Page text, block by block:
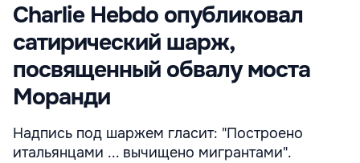
Charlie Hebdo опубликовал
сатирический шарж,
посвященный обвалу моста
Моранди
Надпись под шаржем гласит: "Построено
итальянцами ... вычищено мигрантами".